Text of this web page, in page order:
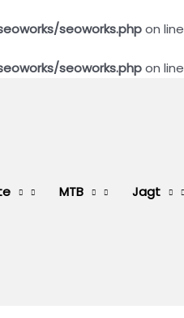
seoworks.phpon line
seoworks.phpon line
MTB Jagt